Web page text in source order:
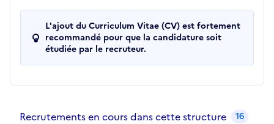
L'ajout du Curriculum Vitae (CV) est fortement
recommandé pour que la candidature soit
étudiée par le recruteur.
Recrutements en cours dans cette structure 16